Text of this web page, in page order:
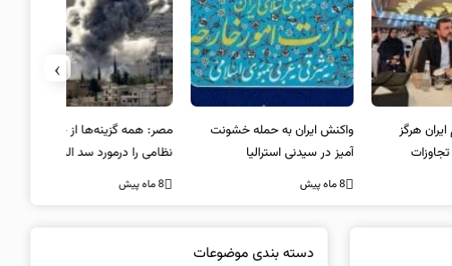
واکنش ایران به حمله خشونت
آمیز در سیدنی استرالیا
مصر: همه گزینه‌ها از جمله راه‌حل
نظامی را درمورد سد النهضه
بررسی می‌کنیم
›
دسته بندی موضوعات